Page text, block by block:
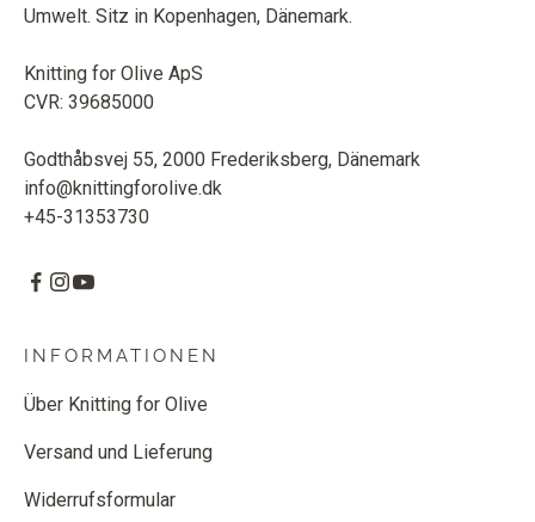
Umwelt. Sitz in Kopenhagen, Dänemark.
Knitting for Olive ApS
CVR: 39685000
Godthåbsvej 55, 2000 Frederiksberg, Dänemark
info@knittingforolive.dk
+45-31353730
INFORMATIONEN
Über Knitting for Olive
Versand und Lieferung
Widerrufsformular